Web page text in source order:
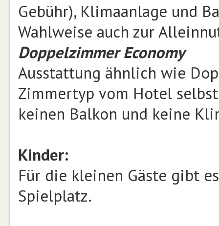
Gebühr), Klimaanlage und
Wahlweise auch zur
Doppelzimmer Economy
Ausstattung ähnlich wie
Zimmertyp vom Hotel
keinen Balkon und keine
Kinder:
Für die kleinen Gäste gibt
Spielplatz.